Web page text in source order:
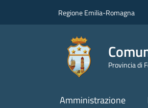
Regione Emilia-Romagna
Provincia di
Amministrazione